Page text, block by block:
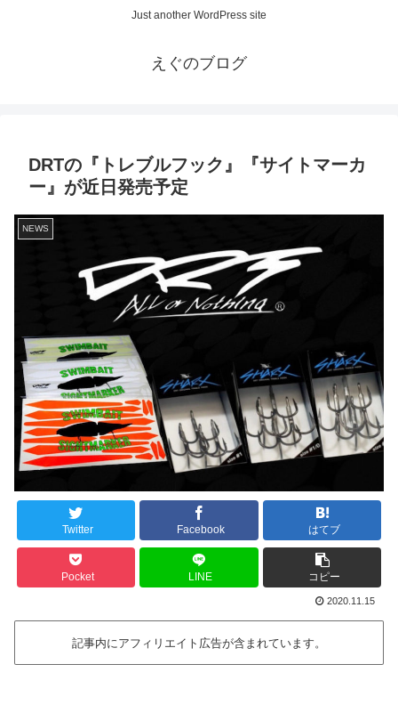
Just another WordPress site
えぐのブログ
DRTの『トレブルフック』『サイトマーカ
ー』が近日発売予定
NEWS
Twitter Facebook はてブ
Pocket LINE コピー
2020.11.15
記事内にアフィリエイト広告が含まれています。